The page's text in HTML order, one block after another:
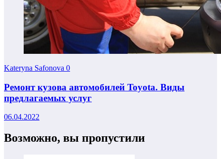
Kateryna Safonova 0
Ремонт кузова автомобилей Toyota. Виды
предлагаемых услуг
06.04.2022
Возможно, вы пропустили